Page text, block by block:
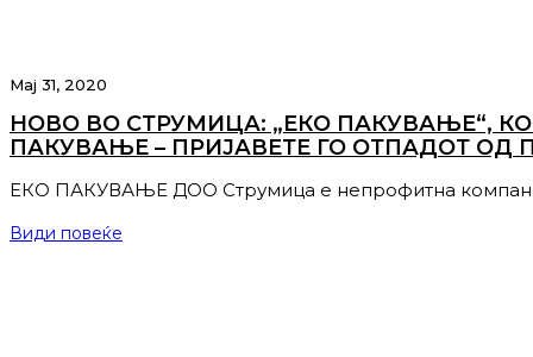
Мај 31, 2020
НОВО ВО СТРУМИЦА: „ЕКО ПАКУВАЊЕ“,
ПАКУВАЊЕ – ПРИЈАВЕТЕ ГО ОТПАДОТ
ЕКО ПАКУВАЊЕ ДОО Струмица е непрофитна
Види повеќе